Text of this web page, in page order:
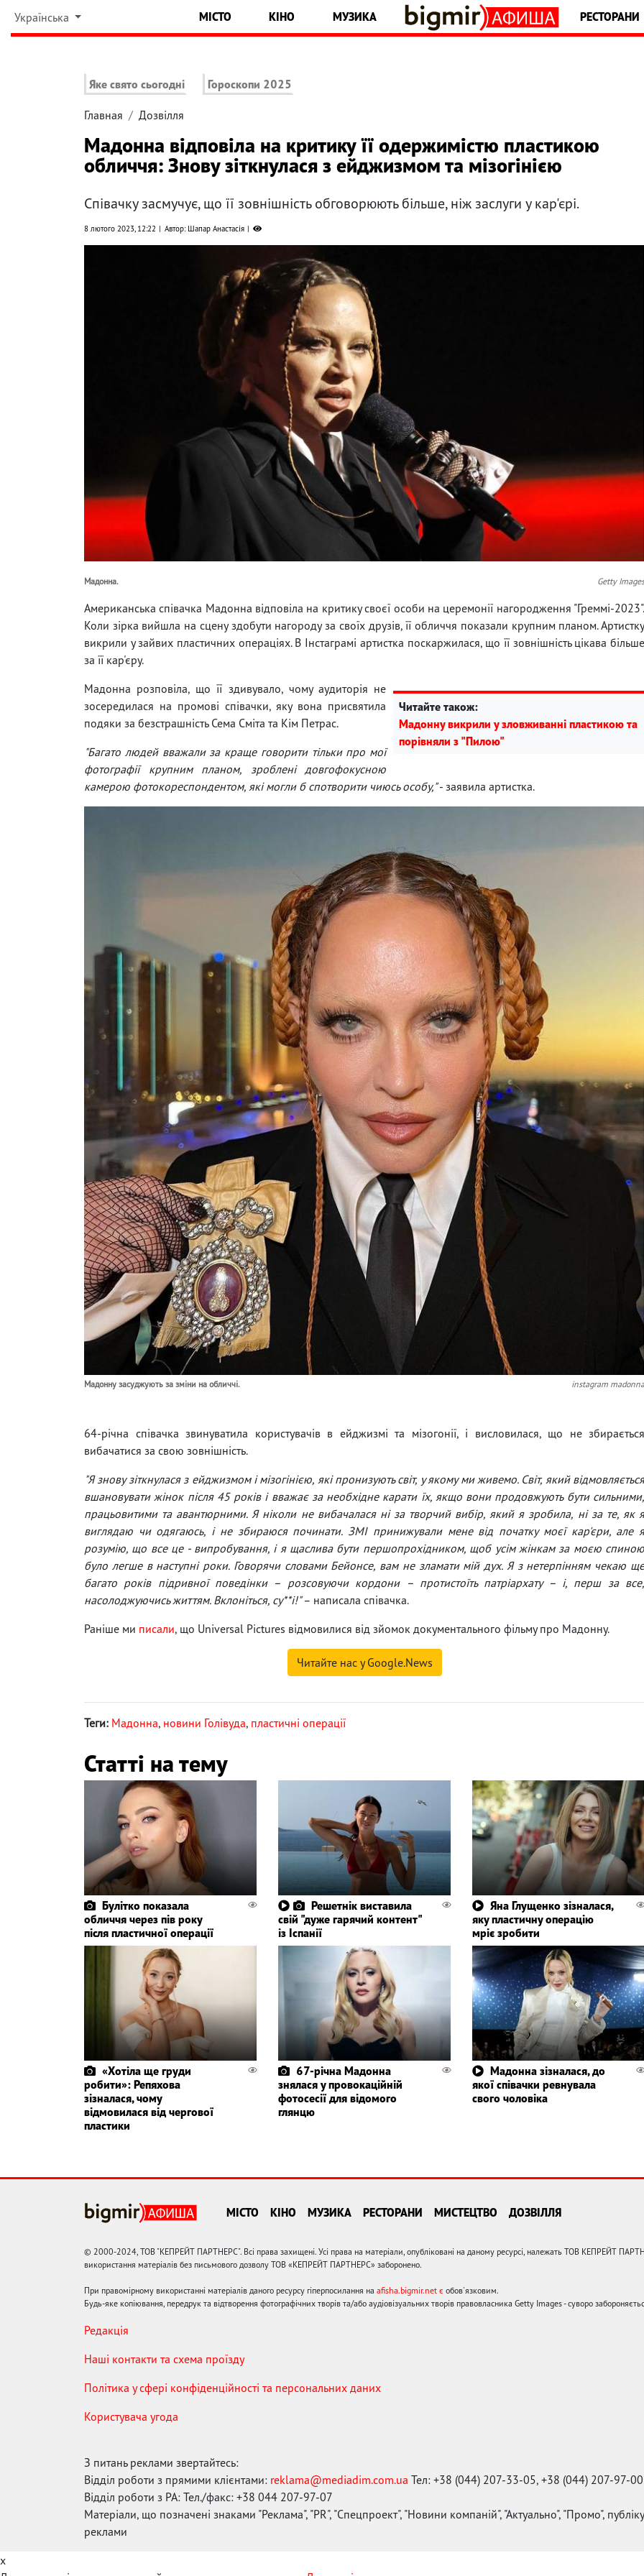
Українська МІСТО КІНО МУЗИКА РЕСТОРАНИ
Яке свято сьогодні Гороскопи 2025
Главная Дозвілля
Мадонна відповіла на критику її одержимістю пластикою
обличчя: Знову зіткнулася з ейджизмом та мізогінією
Співачку засмучує, що її зовнішність обговорюють більше, ніж заслуги у кар'єрі.
8 лютого 2023, 12:22 Автор: Шапар Анастасія
Мадонна. Getty Images
Американська співачка Мадонна відповіла на критику своєї особи на церемонії нагородження "Греммі-2023".
Коли зірка вийшла на сцену здобути нагороду за своїх друзів, її обличчя показали крупним планом. Артистку
викрили у зайвих пластичних операціях. В Інстаграмі артистка поскаржилася, що її зовнішність цікава більше
за її кар'єру.
Читайте також:
Мадонну викрили у зловживанні пластикою та
порівняли з "Пилою"
Мадонна розповіла, що її здивувало, чому аудиторія не
зосередилася на промові співачки, яку вона присвятила
подяки за безстрашність Сема Сміта та Кім Петрас.
"Багато людей вважали за краще говорити тільки про мої
фотографії крупним планом, зроблені довгофокусною
камерою фотокореспондентом, які могли б спотворити чиюсь особу,"- заявила артистка.
Мадонну засуджують за зміни на обличчі. instagram madonna
64-річна співачка звинуватила користувачів в ейджизмі та мізогонії, і висловилася, що не збирається
вибачатися за свою зовнішність.
"Я знову зіткнулася з ейджизмом і мізогінією, які пронизують світ, у якому ми живемо. Світ, який відмовляється
вшановувати жінок після 45 років і вважає за необхідне карати їх, якщо вони продовжують бути сильними,
працьовитими та авантюрними. Я ніколи не вибачалася ні за творчий вибір, який я зробила, ні за те, як я
виглядаю чи одягаюсь, і не збираюся починати. ЗМІ принижували мене від початку моєї кар'єри, але я
розумію, що все це - випробування, і я щаслива бути першопрохідником, щоб усім жінкам за моєю спиною
було легше в наступні роки. Говорячи словами Бейонсе, вам не зламати мій дух. Я з нетерпінням чекаю ще
багато років підривної поведінки – розсовуючи кордони – протистоїть патріархату – і, перш за все,
насолоджуючись життям. Вклоніться, су**і!"– написала співачка.
Раніше ми писали, що Universal Pictures відмовилися від зйомок документального фільму про Мадонну.
Читайте нас у Google.News
Теги: Мадонна, новини Голівуда, пластичні операції
Статті на тему
Булітко показала
обличчя через пів року
після пластичної операції
Решетнік виставила
свій "дуже гарячий контент"
із Іспанії
Яна Глущенко зізналася,
яку пластичну операцію
мріє зробити
«Хотіла ще груди
робити»: Репяхова
зізналася, чому
відмовилася від чергової
пластики
67-річна Мадонна
знялася у провокаційній
фотосесії для відомого
глянцю
Мадонна зізналася, до
якої співачки ревнувала
свого чоловіка
МІСТО КІНО МУЗИКА РЕСТОРАНИ МИСТЕЦТВО ДОЗВІЛЛЯ
© 2000-2024, ТОВ "КЕПРЕЙТ ПАРТНЕРС". Всі права захищені. Усі права на матеріали, опубліковані на даному ресурсі, належать ТОВ КЕПРЕЙТ
використання матеріалів без письмового дозволу ТОВ «КЕПРЕЙТ ПАРТНЕРС» заборонено.
При правомірному використанні матеріалів даного ресурсу гіперпосилання на afisha.bigmir.net є обов'язковим.
Будь-яке копіювання, передрук та відтворення фотографічних творів та/або аудіовізуальних творів правовласника Getty Images - суворо
Редакція
Наші контакти та схема проїзду
Політика у сфері конфіденційності та персональних даних
Користувача угода
З питань реклами звертайтесь:
Відділ роботи з прямими клієнтами: reklama@mediadim.com.ua Тел: +38 (044) 207-33-05, +38 (044) 207-97-00
Відділ роботи з РА: Тел./факс: +38 044 207-97-07
Матеріали, що позначені знаками "Реклама", "PR", "Спецпроект", "Новини компаній", "Актуально", "Промо",
реклами
x